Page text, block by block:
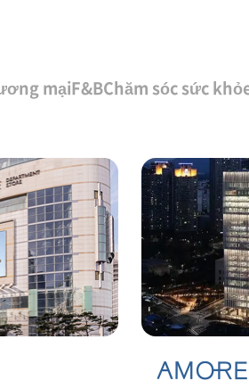
mạiF&BChăm sóc sức